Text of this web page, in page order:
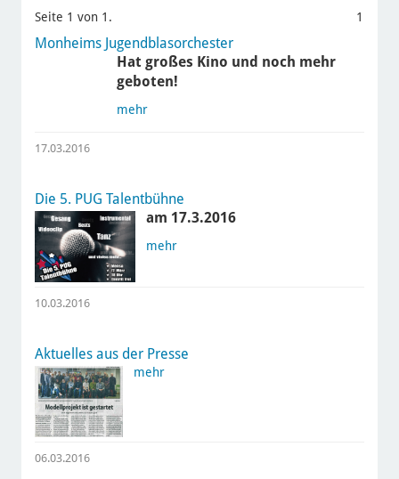
Seite 1 von 1. 1
Monheims Jugendblasorchester
Hat großes Kino und noch mehr
geboten!
mehr
17.03.2016
Die 5. PUG Talentbühne
am 17.3.2016
mehr
10.03.2016
Aktuelles aus der Presse
mehr
06.03.2016